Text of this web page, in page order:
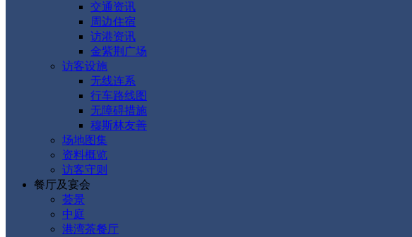
交通资讯
周边住宿
访港资讯
金紫荆广场
访客设施
无线连系
行车路线图
无障碍措施
穆斯林友善
场地图集
资料概览
访客守则
餐厅及宴会
荟景
中庭
港湾茶餐厅